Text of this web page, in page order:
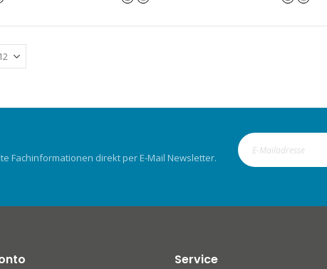
Fachinformationen direkt per E-Mail Newsletter.
Service